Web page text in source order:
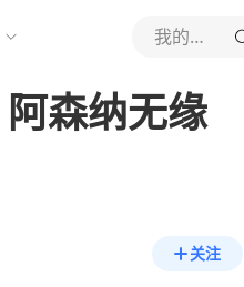
我的护球最独特
森纳无缘
关注